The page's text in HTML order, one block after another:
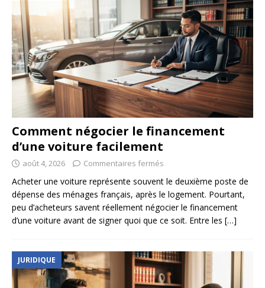
Comment négocier le financement
d’une voiture facilement
août 4, 2026 Commentaires fermés
Acheter une voiture représente souvent le deuxième poste de
dépense des ménages français, après le logement. Pourtant,
peu d’acheteurs savent réellement négocier le financement
d’une voiture avant de signer quoi que ce soit. Entre les […]
JURIDIQUE